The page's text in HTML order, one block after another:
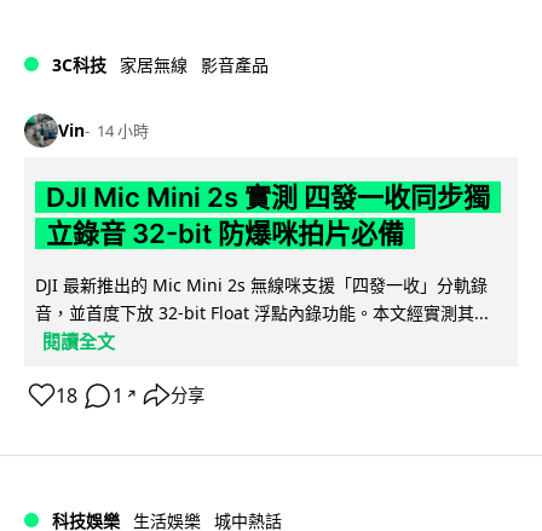
3C科技 家居無線 影音產品
Vin 14 小時
DJI Mic Mini 2s 實測 四發一收同步獨
立錄音 32-bit 防爆咪拍片必備
DJI 最新推出的 Mic Mini 2s 無線咪支援「四發一收」分軌錄
音，並首度下放 32-bit Float 浮點內錄功能。本文經實測其...
閱讀全文
18 1 ↗ 分享
科技娛樂 生活娛樂 城中熱話